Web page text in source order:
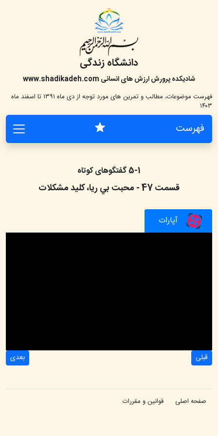
دانشگاه زندگی
شادیکده پرورش ارزش های انسانی www.shadikadeh.com
فهرست موضوعات، مطالب و تمرین های مورد توجه از دی ماه ۱۳۹۱ تا اسفند ماه
۱۴۰۳
فهرست
5-1 گفتگوهای کوتاه
قسمت47
- محبت بي ريا، کليد مشکلات
آپارات
قبلی بعدی
صفحه اصلی قوانین و مقررات